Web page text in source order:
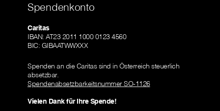
Spendenkonto
Caritas
IBAN: AT23 2011 1000 0123 4560
BIC: GIBAATWWXXX
Spenden an die Caritas sind in Österreich steuerlich
absetzbar.
Spendenabsetzbarkeitsnummer SO-1126
Vielen Dank für Ihre Spende!